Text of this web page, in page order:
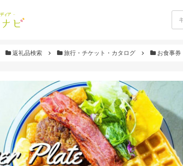
返礼品検索 旅行・チケット・カタログ お食事券